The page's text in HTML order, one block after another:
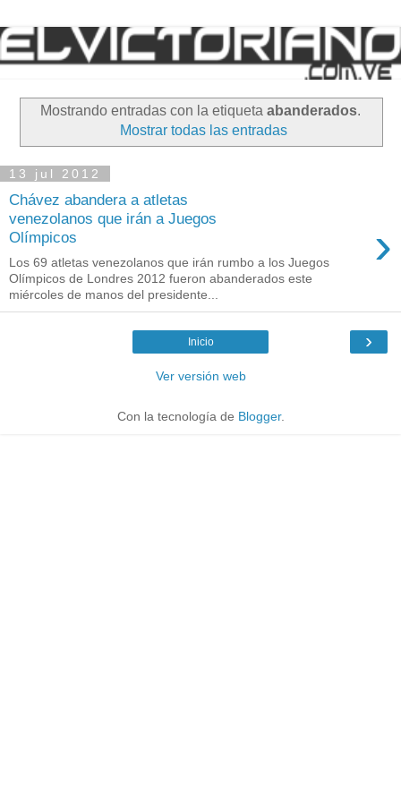
Mostrando entradas con la etiqueta abanderados.
Mostrar todas las entradas
13 jul 2012
Chávez abandera a atletas
venezolanos que irán a Juegos
Olímpicos
›
Los 69 atletas venezolanos que irán rumbo a los Juegos
Olímpicos de Londres 2012 fueron abanderados este
miércoles de manos del presidente...
›
Inicio
Ver versión web
Con la tecnología de Blogger.